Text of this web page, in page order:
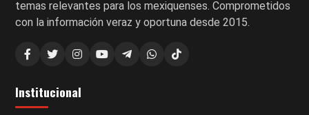
temas relevantes para los mexiquenses. Comprometidos
con la información veraz y oportuna desde 2015.
Institucional